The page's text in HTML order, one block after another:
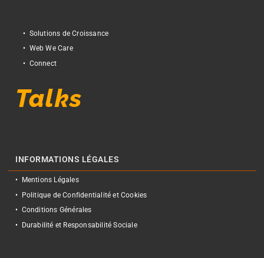
Solutions de Croissance
Web We Care
Connect
Talks
INFORMATIONS LÉGALES
Mentions Légales
Politique de Confidentialité et Cookies
Conditions Générales
Durabilité et Responsabilité Sociale